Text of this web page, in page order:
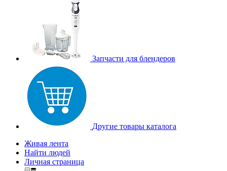
Запчасти для блендеров
Другие товары каталога
Живая лента
Найти людей
Личная страница